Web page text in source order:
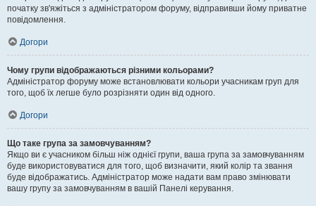
початку зв'яжіться з адміністратором форуму, відправивши йому приватне
повідомлення.
Догори
Чому групи відображаються різними кольорами?
Адміністратор форуму може встановлювати кольори учасникам груп для
того, щоб їх легше було розрізняти один від одного.
Догори
Що таке група за замовчуванням?
Якщо ви є учасником більш ніж однієї групи, ваша група за замовчуванням
буде використовуватися для того, щоб визначити, який колір та звання
буде відображатись. Адміністратор може надати вам право змінювати
вашу групу за замовчуванням в вашій Панелі керування.